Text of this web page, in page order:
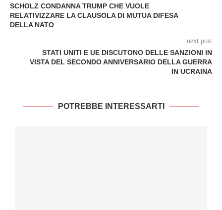
SCHOLZ CONDANNA TRUMP CHE VUOLE
RELATIVIZZARE LA CLAUSOLA DI MUTUA DIFESA
DELLA NATO
next post
STATI UNITI E UE DISCUTONO DELLE SANZIONI IN
VISTA DEL SECONDO ANNIVERSARIO DELLA GUERRA
IN UCRAINA
POTREBBE INTERESSARTI